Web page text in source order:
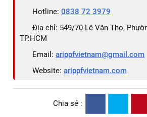
Hotline: 0838 72 3979
Địa chỉ: 549/70 Lê Văn Thọ,
TP.HCM
Email: arippfvietnam@gmail.com
Website: arippfvietnam.com
Chia sẻ :